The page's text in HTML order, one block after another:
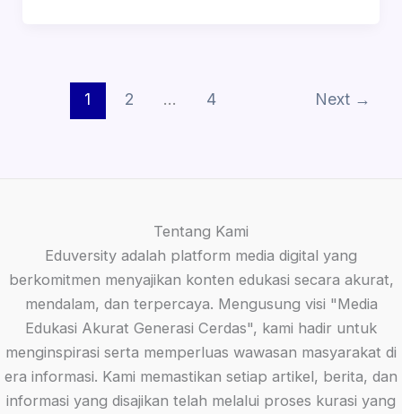
1 2 … 4 Next →
Tentang Kami
Eduversity adalah platform media digital yang
berkomitmen menyajikan konten edukasi secara akurat,
mendalam, dan terpercaya. Mengusung visi "Media
Edukasi Akurat Generasi Cerdas", kami hadir untuk
menginspirasi serta memperluas wawasan masyarakat di
era informasi. Kami memastikan setiap artikel, berita, dan
informasi yang disajikan telah melalui proses kurasi yang